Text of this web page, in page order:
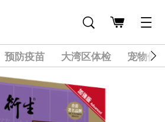
预防疫苗 大湾区体检 宠物健